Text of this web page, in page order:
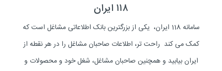
۱۱۸ ایران
سامانه 118 ایران، یکی از بزرگترین بانک اطلاعاتی مشاغل است که
کمک می کند راحت تر، اطلاعات صاحبان مشاغل را در هر نقطه از
ایران بیابید و همچنین صاحبان مشاغل، شغل خود و محصولات و